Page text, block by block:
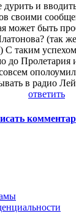
дурить и
своими
может быть
(так
С таким
до Пролетария
в радио
ответить